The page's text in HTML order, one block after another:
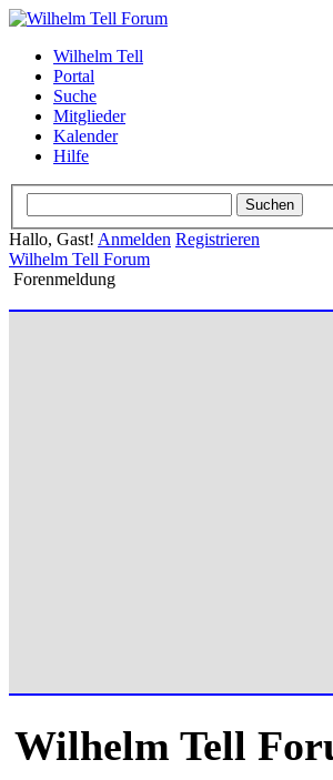
Wilhelm Tell
Portal
Suche
Mitglieder
Kalender
Hilfe
Hallo, Gast! Anmelden Registrieren
Wilhelm Tell Forum
Forenmeldung
Wilhelm Tell